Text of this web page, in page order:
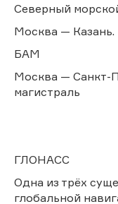
Северный
Москва — Казань.
БАМ
Москва — Санкт-
магистраль
ГЛОНАСС
Одна из трёх
глобальной